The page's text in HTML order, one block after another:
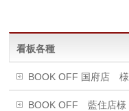
看板各種
BOOK OFF 国府店 様
BOOK OFF 藍住店様